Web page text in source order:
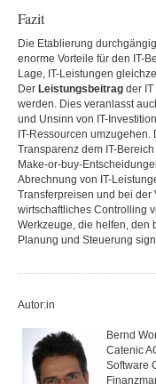
Fazit
Die Etablierung
enorme Vorteile für den IT-
Lage, IT-Leistungen
Der Leistungsbeitrag der
werden. Dies veranlasst
und Unsinn von IT-
IT-Ressourcen
Transparenz dem IT-
Make-or-buy-
Abrechnung von IT-
Transferpreisen und bei der
wirtschaftliches Controlling
Werkzeuge, die helfen, den
Planung und Steuerung
Autor:in
Bernd
Catenic
Software